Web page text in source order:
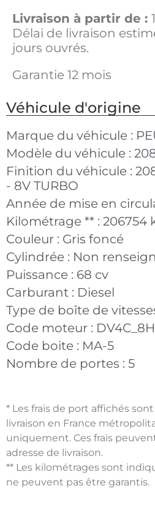
Livraison à partir de :
Délai de livraison
jours ouvrés.
Garantie 12 mois
Véhicule d'origine
Marque du véhicule :
Modèle du véhicule :
Finition du véhicule :
- 8V TURBO
Année de mise en
Kilométrage ** : 206754
Couleur : Gris foncé
Cylindrée : Non
Puissance : 68 cv
Carburant : Diesel
Type de boîte de
Code moteur :
Code boite : MA-5
Nombre de portes : 5
* Les frais de port affichés
livraison en France
uniquement. Ces frais
adresse de livraison.
** Les kilométrages sont
ne peuvent pas être garantis.